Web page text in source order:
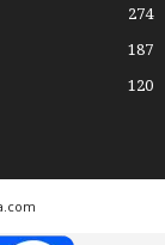
274
187
120